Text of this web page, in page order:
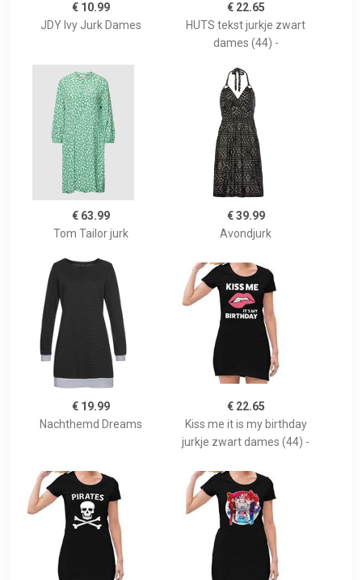
€ 10.99
JDY Ivy Jurk Dames
€ 22.65
HUTS tekst jurkje zwart
dames (44) -
€ 63.99
Tom Tailor jurk
€ 39.99
Avondjurk
€ 19.99
Nachthemd Dreams
€ 22.65
Kiss me it is my birthday
jurkje zwart dames (44) -